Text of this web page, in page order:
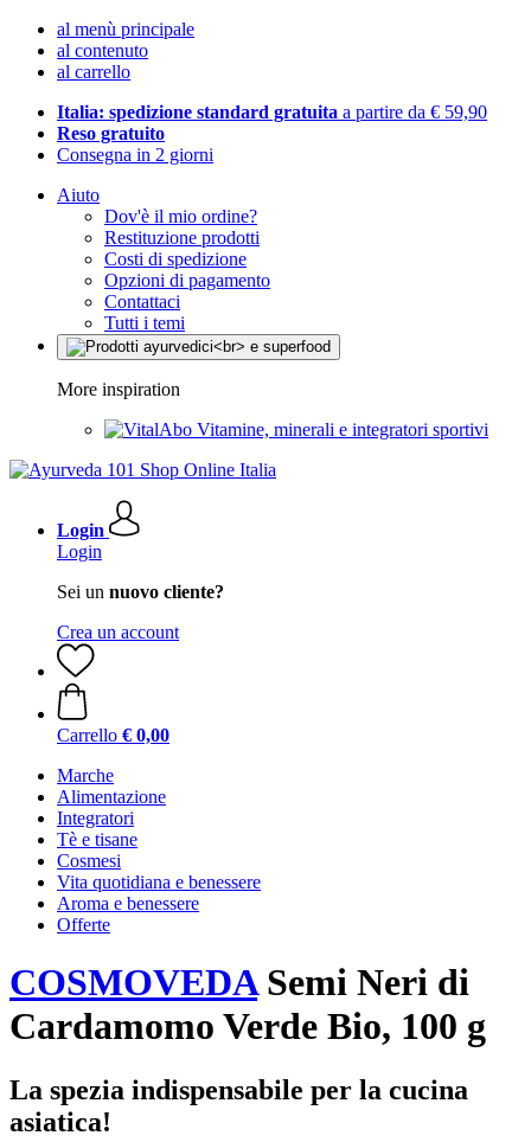
al menù principale
al contenuto
al carrello
Italia: spedizione standard gratuita a partire da € 59,90
Reso gratuito
Consegna in 2 giorni
Aiuto
Dov'è il mio ordine?
Restituzione prodotti
Costi di spedizione
Opzioni di pagamento
Contattaci
Tutti i temi
More inspiration
Vitamine, minerali e integratori sportivi
Login
Login
Sei un nuovo cliente?
Crea un account
Carrello € 0,00
Marche
Alimentazione
Integratori
Tè e tisane
Cosmesi
Vita quotidiana e benessere
Aroma e benessere
Offerte
COSMOVEDASemi Neri di
Cardamomo Verde Bio, 100 g
La spezia indispensabile per la cucina
asiatica!